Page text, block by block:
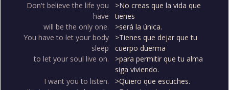
Don't believe the life you
have
will be the only one.
You have to let your body
sleep
to let your soul live on.
>No creas que la vida que
tienes
>será la única.
>Tienes que dejar que tu
cuerpo duerma
>para permitir que tu alma
siga viviendo.
I want you to listen.
>Quiero que escuches.